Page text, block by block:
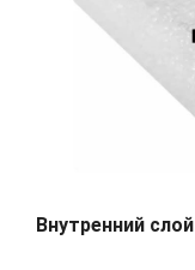
Внутренний слой